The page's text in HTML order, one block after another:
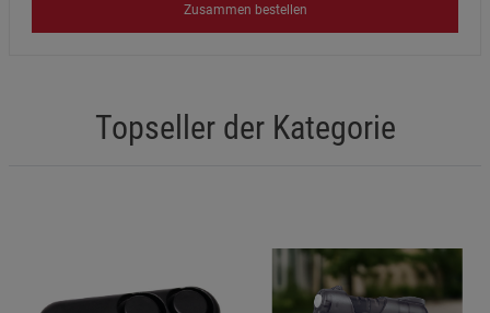
Zusammen bestellen
Topseller der Kategorie